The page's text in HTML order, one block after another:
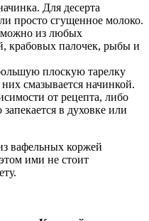
Для десерта
просто сгущенное молоко.
можно из любых
крабовых палочек, рыбы и
плоскую тарелку
смазывается начинкой.
от рецепта, либо
запекается в духовке или
вафельных коржей
ими не стоит